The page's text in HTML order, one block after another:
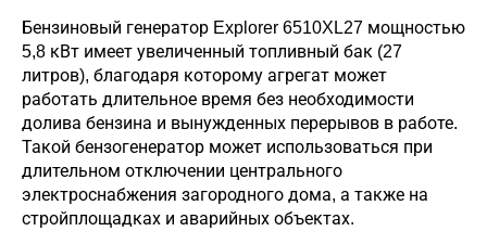
Бензиновый генератор Explorer 6510XL27 мощностью
5,8 кВт имеет увеличенный топливный бак (27
литров), благодаря которому агрегат может
работать длительное время без необходимости
долива бензина и вынужденных перерывов в работе.
Такой бензогенератор может использоваться при
длительном отключении центрального
электроснабжения загородного дома, а также на
стройплощадках и аварийных объектах.